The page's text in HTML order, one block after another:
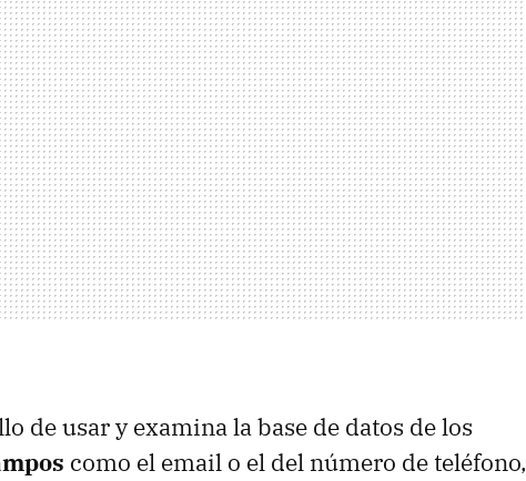
de usar y examina la base de datos de los
como el email o el del número de teléfono,